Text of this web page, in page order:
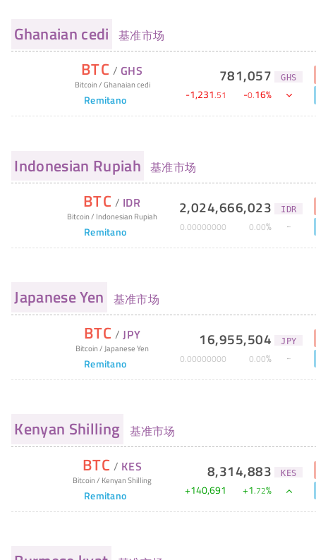
Ghanaian cedi 基准市场
BTC / GHS
Bitcoin/Ghanaian cedi
Remitano
781,057 GHS
-1,231.51 -0.16%
Indonesian Rupiah 基准市场
BTC / IDR
Bitcoin/ Indonesian Rupiah
Remitano
2,024,666,023 IDR
0.00000000 0.00%
Japanese Yen 基准市场
BTC /JPY
Bitcoin/ Japanese Yen
Remitano
16,955,504 JPY
0.00000000 0.00%
Kenyan Shilling 基准市场
BTC / KES
Bitcoin/ Kenyan Shilling
Remitano
8,314,883 KES
+140,691 +1.72%